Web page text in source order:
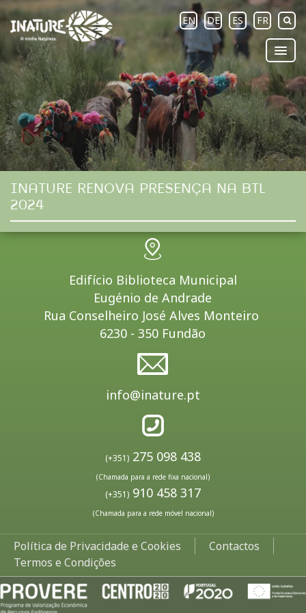
EN DE ES FR
INATURE RENOVA PRESENÇA NA BTL
2024
Edifício Biblioteca Municipal
Eugénio de Andrade
Rua Conselheiro José Alves Monteiro
6230 - 350 Fundão
info@inature.pt
(+351) 275 098 438
(Chamada para a rede fixa nacional)
(+351) 910 458 317
(Chamada para a rede móvel nacional)
Política de Privacidade e Cookies
Contactos
Termos e Condições